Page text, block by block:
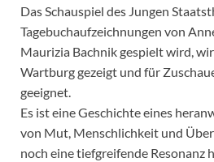
Das Schauspiel des Jungen
Tagebuchaufzeichnungen von
Maurizia Bachnik gespielt wird,
Wartburg gezeigt und für
geeignet.
Es ist eine Geschichte eines
von Mut, Menschlichkeit und
noch eine tiefgreifende Resonanz